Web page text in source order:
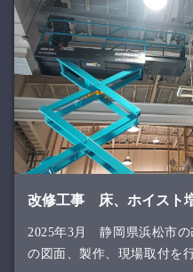
改修工事 床、ホイスト
2025年3月 静岡県浜松市
の図面、製作、現場取付を